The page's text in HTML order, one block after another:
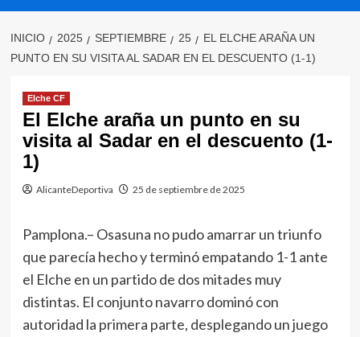
INICIO 2025 SEPTIEMBRE 25
EL ELCHE ARAÑA UN
PUNTO EN SU VISITA AL SADAR EN EL DESCUENTO (1-1)
Elche CF
El Elche araña un punto en su
visita al Sadar en el descuento (1-
1)
AlicanteDeportiva 25 de septiembre de 2025
Pamplona.– Osasuna no pudo amarrar un triunfo
que parecía hecho y terminó empatando 1-1 ante
el Elche en un partido de dos mitades muy
distintas. El conjunto navarro dominó con
autoridad la primera parte, desplegando un juego